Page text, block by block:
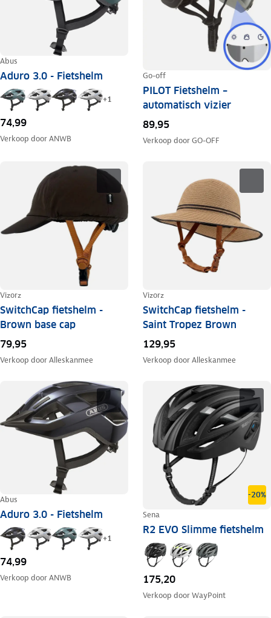
Abus
Aduro 3.0 - Fietshelm
+1
74,99
Verkoop doorANWB
Go-off
PILOT Fietshelm –
automatisch vizier
89,95
Verkoop doorGO-OFF
Vizorz
SwitchCap fietshelm -
Brown base cap
79,95
Verkoop doorAlleskanmee
Vizorz
SwitchCap fietshelm -
Saint Tropez Brown
129,95
Verkoop doorAlleskanmee
Abus
Aduro 3.0 - Fietshelm
+1
74,99
Verkoop doorANWB
-20%
Sena
R2 EVO Slimme fietshelm
175,20
Verkoop doorWayPoint